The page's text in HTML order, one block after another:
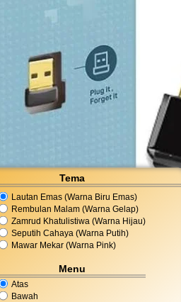
Tema
Lautan Emas (Warna Biru Emas)
Rembulan Malam (Warna Gelap)
Zamrud Khatulistiwa (Warna Hijau)
Seputih Cahaya (Warna Putih)
Mawar Mekar (Warna Pink)
Menu
Atas
Bawah